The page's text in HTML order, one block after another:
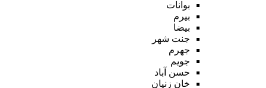
بوانات
بیرم
بیضا
جنت شهر
جهرم
جویم
حسن آباد
خان زنیان